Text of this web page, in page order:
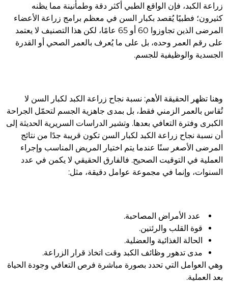
زراعة الكبد، فإن الواقع الطبي أكثر دقة وطمأنينة مما يظنه
كثيرون؛ فطبيًا يُقصد بكبار السن في معظم برامج زراعة الأعضاء
المرضى الذين تجاوزوا 60 أو 65 عامًا، لكن هذا التصنيف لا يعتمد
على رقم العمر وحده، بل على ما يُعرف بالعمر الصحي أو القدرة
الجسدية والوظيفية للجسم.
وهنا تظهر الحقيقة الأهم: نسبة نجاح زراعة الكبد لكبار السن لا
تُقاس بالعمر الزمني فقط، بل بمدى جاهزية الجسم لتحمّل الجراحة
الكبرى وفترة التعافي بعدها. وتشير الدراسات السريرية الحديثة إلى
أن نسبة نجاح زراعة الكبد لكبار السن تكون قريبة جدًا من نتائج
المرضى الأصغر سنًا عندما يتم اختيار المريض المناسب وإجراء
العملية في التوقيت الصحيح. فالفارق الحقيقي لا يكمن في عدد
السنوات، وإنما في مجموعة عوامل دقيقة، مثل:
عدد الأمراض المصاحبة.
قوة القلب والرئتين.
الحالة الغذائية والعضلية.
مدى تدهور وظائف الكبد وقت اتخاذ قرار الزراعة.
وهي العوامل التي تحدد بصورة مباشرة فرص التعافي وجودة الحياة
بعد العملية.